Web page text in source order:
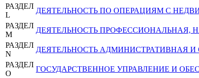
РАЗДЕЛ
L
ДЕЯТЕЛЬНОСТЬ ПО ОПЕРАЦИЯМ С
РАЗДЕЛ
M
ДЕЯТЕЛЬНОСТЬ ПРОФЕССИОНАЛЬНАЯ,
РАЗДЕЛ
N
ДЕЯТЕЛЬНОСТЬ АДМИНИСТРАТИВНАЯ
РАЗДЕЛ
O
ГОСУДАРСТВЕННОЕ УПРАВЛЕНИЕ И